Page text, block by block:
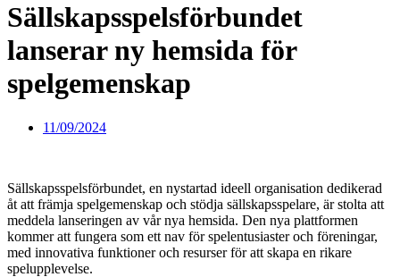
Sällskapsspelsförbundet
lanserar ny hemsida för
spelgemenskap
11/09/2024
Sällskapsspelsförbundet, en nystartad ideell organisation dedikerad
åt att främja spelgemenskap och stödja sällskapsspelare, är stolta att
meddela lanseringen av vår nya hemsida. Den nya plattformen
kommer att fungera som ett nav för spelentusiaster och föreningar,
med innovativa funktioner och resurser för att skapa en rikare
spelupplevelse.